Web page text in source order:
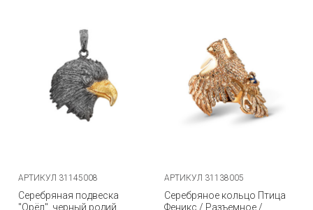
АРТИКУЛ 31145008
Серебряная подвеска
"Орёл", черный родий,
АРТИКУЛ 31138005
Серебряное кольцо Птица
Феникс / Разъемное /